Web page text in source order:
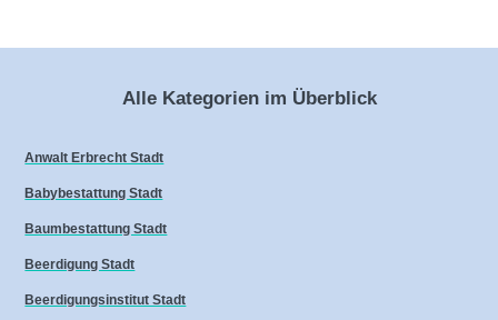
Alle Kategorien im Überblick
Anwalt Erbrecht Stadt
Babybestattung Stadt
Baumbestattung Stadt
Beerdigung Stadt
Beerdigungsinstitut Stadt